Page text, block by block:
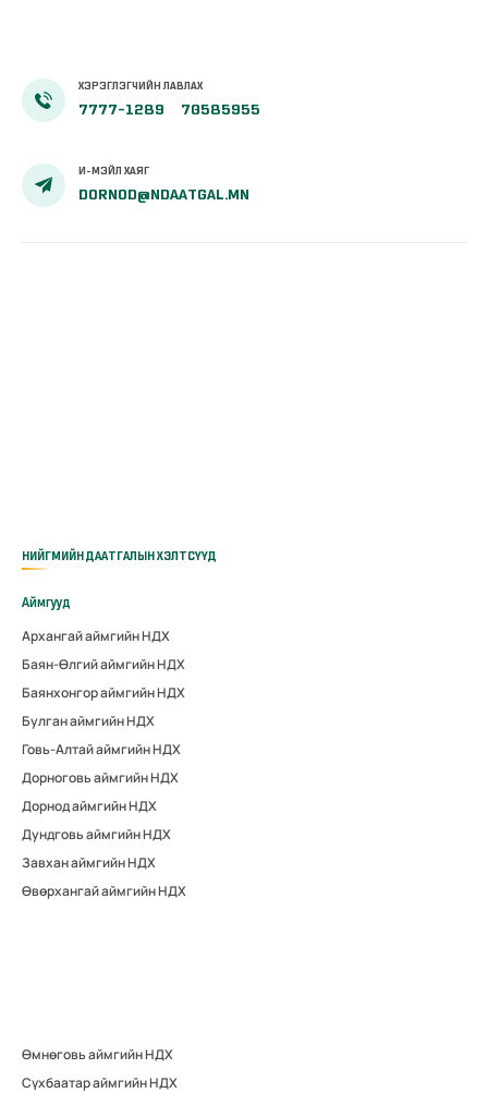
ХЭРЭГЛЭГЧИЙН ЛАВЛАХ
7777-1289 70585955
И-МЭЙЛ ХАЯГ
DORNOD@NDAATGAL.MN
НИЙГМИЙН ДААТГАЛЫН ХЭЛТСҮҮД
Аймгууд
Архангай аймгийн НДХ
Баян-Өлгий аймгийн НДХ
Баянхонгор аймгийн НДХ
Булган аймгийн НДХ
Говь-Алтай аймгийн НДХ
Дорноговь аймгийн НДХ
Дорнод аймгийн НДХ
Дундговь аймгийн НДХ
Завхан аймгийн НДХ
Өвөрхангай аймгийн НДХ
Өмнөговь аймгийн НДХ
Сүхбаатар аймгийн НДХ